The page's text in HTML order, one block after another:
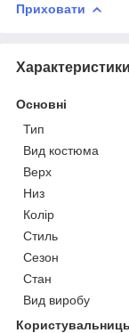
Приховати
Характеристики
Основні
Тип
Вид костюма
Верх
Низ
Колір
Стиль
Сезон
Стан
Вид виробу